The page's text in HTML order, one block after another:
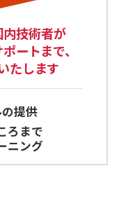
技術者が
ートまで、
たします
提供
ろまで
ニング